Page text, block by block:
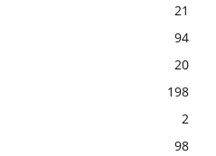
21
94
20
198
2
98